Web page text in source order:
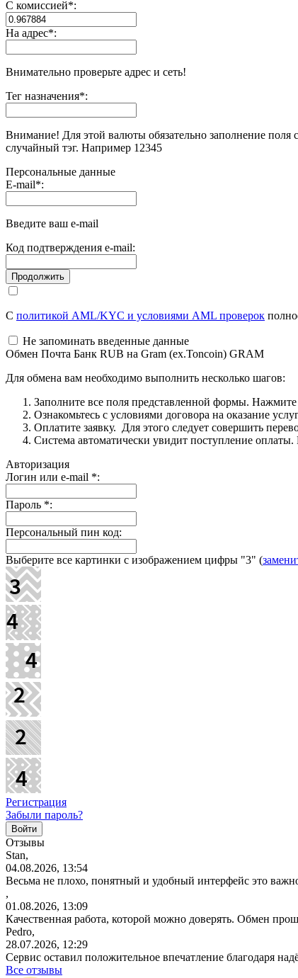
С комиссией*:
На адрес*:
Внимательно проверьте адрес и сеть!
Тег назначения*:
Внимание! Для этой валюты обязательно заполнение поля
случайный тэг. Например 12345
Персональные данные
E-mail*:
Введите ваш e-mail
Код подтверждения e-mail:
С политикой AML/KYC и условиями AML проверок
Не запоминать введенные данные
Обмен Почта Банк RUB на Gram (ex.Toncoin) GRAM
Для обмена вам необходимо выполнить несколько шагов:
Заполните все поля представленной формы.
Ознакомьтесь с условиями договора на оказание
Оплатите заявку. Для этого следует совершить
Система автоматически увидит поступление
Авторизация
Логин или e-mail *:
Пароль *:
Персональный пин код:
Выберите все картинки с изображением цифры "3" (
Регистрация
Забыли пароль?
Отзывы
Stan,
04.08.2026, 13:54
Весьма не плохо, понятный и удобный интерфейс это
,
01.08.2026, 13:09
Качественная работа, которой можно доверять. Обмен
Pedro,
28.07.2026, 12:29
Сервис оставил положительное впечатление благодаря
Все отзывы